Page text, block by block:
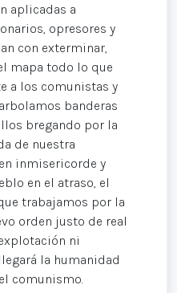
aplicadas a
opresores y
con exterminar,
mapa todo lo que
a los comunistas y
banderas
bregando por la
de nuestra
inmisericorde y
en el atraso, el
trabajamos por la
orden justo de real
ni
la humanidad
comunismo.